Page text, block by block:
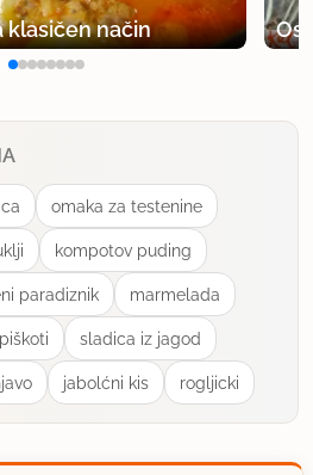
klasičen način
omaka za testenine
kompotov puding
paradiznik marmelada
sladica iz jagod
jabolćni kis rogljicki